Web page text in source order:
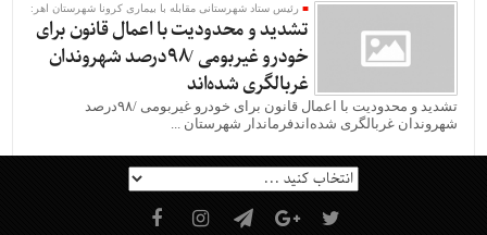
رئیس ستاد شهرستانی مقابله با بیماری کرونا شهرستان اهر:
تشدید و محدودیت با اعمال قانون برای
خودرو غیربومی /۹۸درصد شهروندان
غربالگری شده‌اند
تشدید و محدودیت با اعمال قانون برای خودرو غیربومی /۹۸درصد
شهروندان غربالگری شده‌اندفرماندار شهرستان ...